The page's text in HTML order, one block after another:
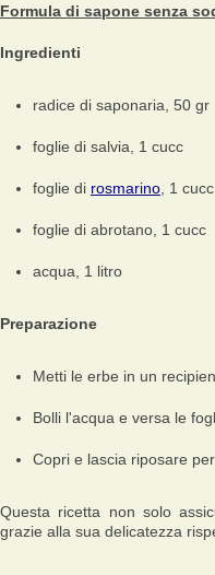
Formula di sapone senza
Ingredienti
radice di saponaria, 50 gr
foglie di salvia, 1 cucc
foglie di rosmarino , 1 cucc
foglie di abrotano, 1 cucc
acqua, 1 litro
Preparazione
Metti le erbe in un
Bolli l'acqua e versa le
Copri e lascia riposare
Questa ricetta non solo
grazie alla sua delicatezza